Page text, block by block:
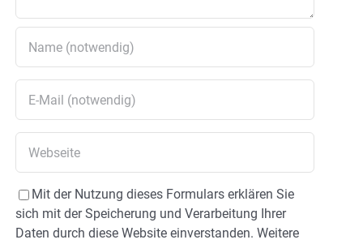
Mit der Nutzung dieses Formulars erklären Sie
sich mit der Speicherung und Verarbeitung Ihrer
Daten durch diese Website einverstanden. Weitere